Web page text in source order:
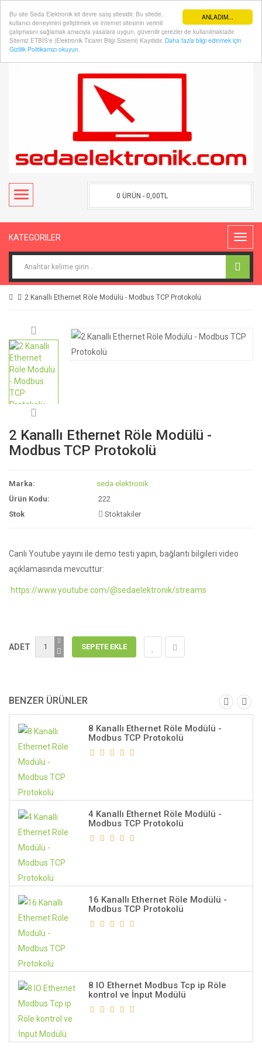
ANLADIM...
Bu site Seda Elektronik kit devre satış sitesidir. Bu sitede,
kullanıcı deneyimini geliştirmek ve internet sitesinin verimli
çalışmasını sağlamak amacıyla yasalara uygun, güvenilir çerezler de kullanılmaktadır.
Sitemiz ETBİS'e (Elektronik Ticaret Bilgi Sistemi) Kayıtlıdır. Daha fazla bilgi edinmek için
Gizlilik Politikamızı okuyun.
Hesabım Kasaya Git
0 ÜRÜN - 0,00TL
KATEGORILER
2 Kanallı Ethernet Röle Modülü - Modbus TCP Protokolü
2 Kanallı Ethernet Röle Modülü -
Modbus TCP Protokolü
Marka:
seda elektronik
Ürün Kodu:
222
Stok
Stoktakiler
Canlı Youtube yayını ile demo testi yapın, bağlantı bilgileri video
açıklamasında mevcuttur:
https://www.youtube.com/@sedaelektronik/streams
ADET
BENZER ÜRÜNLER
8 Kanallı Ethernet Röle Modülü -
Modbus TCP Protokolü
4 Kanallı Ethernet Röle Modülü -
Modbus TCP Protokolü
16 Kanallı Ethernet Röle Modülü -
Modbus TCP Protokolü
8 IO Ethernet Modbus Tcp ip Röle
kontrol ve İnput Modülü